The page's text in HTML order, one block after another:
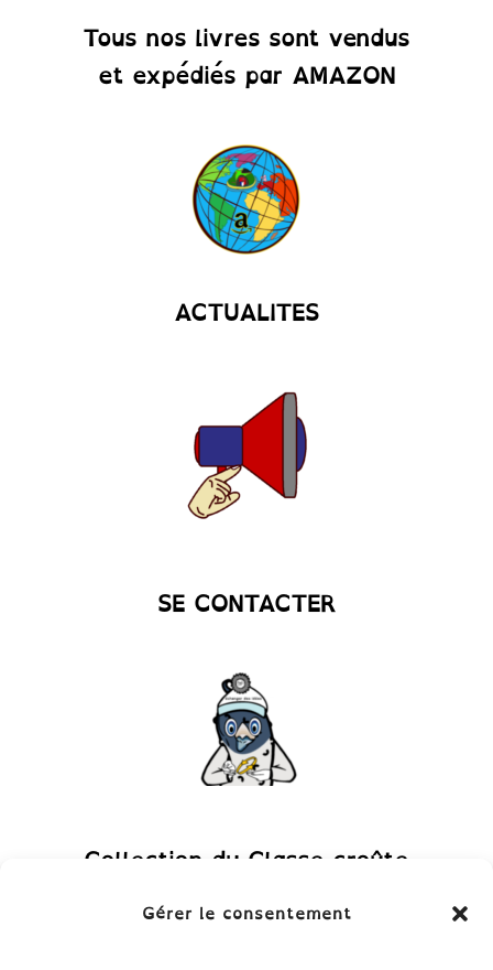
Gérer le consentement
Tous nos livres sont vendus
et expédiés par AMAZON
ACTUALITES
SE CONTACTER
Collection du Classe-croûte